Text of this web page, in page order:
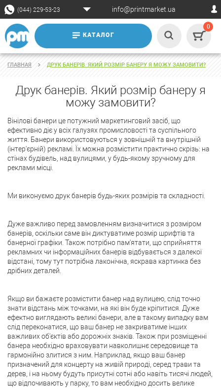
(044) 229-53-23 info@printmarket.ua
КАТАЛОГ
0
ГЛАВНАЯ ДРУК БАНЕРІВ. ЯКИЙ РОЗМІР БАНЕРУ Я МОЖУ ЗАМОВИТИ?
Друк банерів. Який розмір банеру я
можу замовити?
Вінілові банери це потужний маркетинговий засіб, що
ефективно діє у всіх галузях промисловості та суспільного
життя. Банери використовуються у зовнішній та внутрішній
(інтер'єрній) рекламі. Їх можна розмістити практично скрізь: на
стінах будівель, над вулицями, у будь-якому зручному для
реклами місці.
Ми виконуємо друк банерів будь-яких розмірів та складності.
Дуже важливо перед замовленням визначитися з розміром
банерів, оскільки саме він диктуватиме розмір шрифтів та
банерної графіки. Також потрібно пам'ятати, що сприйняття
рекламних чи інформаційних банерів відбувається з далекої
відстані, тому тут потрібна лаконічна, яскрава картинка без
дрібних деталей.
Якщо ви бажаєте розмістити банер над вулицею, слід точно
знати відстань між точками, на які він буде кріпитися. Дуже
ефектно виглядають великі банери, але в такому випадку вам
слід переконатися, що ваш банер не закриватиме інших
важливих об'єктів або дорожніх знаків. Також при розміщенні
банера необхідно враховувати навколишнє середовище та
гармонійно злитися з ним. Наприклад, якщо ваш банер
призначений для концерту на живій природі, серед трави та
дерев, і на ньому будуть присутні сотні або навіть тисячі людей,
що відпочивають у парку, то вам необхідно досить велике